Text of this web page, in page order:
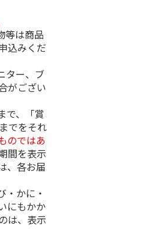
等は商品
込みくだ
ター、ブ
がござい
で、「賞
でをそれ
のではあ
間を表示
、各お届
・かに・
にもかか
は、表示